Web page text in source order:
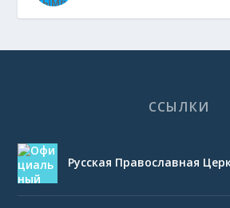
ССЫЛКИ
Русская Православная